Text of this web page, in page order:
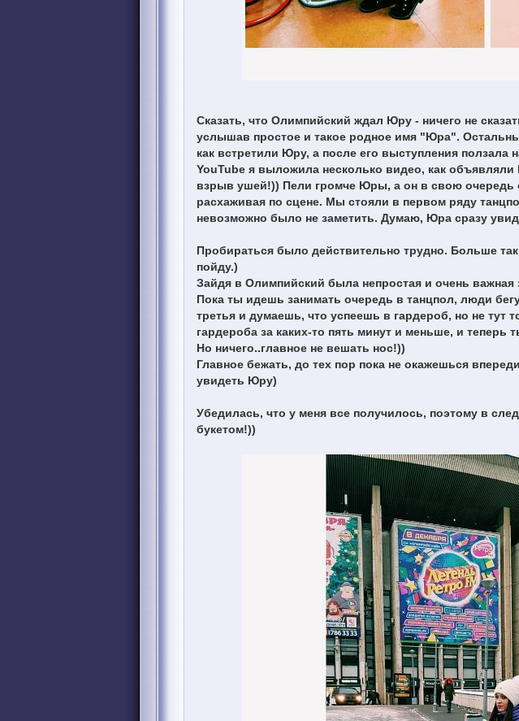
Сказать, что Олимпийский ждал Юру - ничего не
услышав простое и такое родное имя "Юра".
как встретили Юру, а после его выступления ползала
YouTube я выложила несколько видео, как
взрыв ушей!)) Пели громче Юры, а он в свою очередь
расхаживая по сцене. Мы стояли в первом ряду
невозможно было не заметить. Думаю, Юра сразу
Пробираться было действительно трудно. Больше
пойду.)
Зайдя в Олимпийский была непростая и очень важная
Пока ты идешь занимать очередь в танцпол, люди
третья и думаешь, что успеешь в гардероб, но не тут
гардероба за каких-то пять минут и меньше, и теперь
Но ничего..главное не вешать нос!))
Главное бежать, до тех пор пока не окажешься
увидеть Юру)
Убедилась, что у меня все получилось, поэтому в
букетом!))